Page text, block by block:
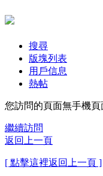
搜尋
版塊列表
用戶信息
熱帖
您訪問的頁面無手機
繼續訪問
返回上一頁
[ 點擊這裡返回上一頁 ]